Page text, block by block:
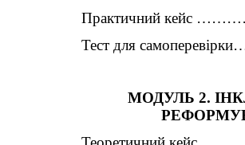
Практичний
Тест для
МОДУЛЬ 2.